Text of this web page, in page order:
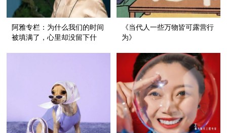
阿雅专栏：为什么我们的时间
被填满了，心里却没留下什
《当代人一些万物皆可露营行
为》